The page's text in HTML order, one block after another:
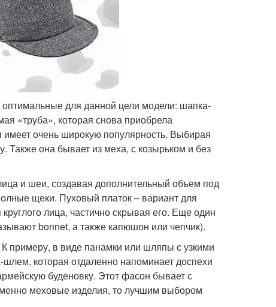
для данной цели модели: шапка-
«труба», которая снова приобрела
очень широкую популярность. Выбирая
Также она бывает из меха, с козырьком и без
и шеи, создавая дополнительный объем под
щеки. Пуховый платок – вариант для
лица, частично скрывая его. Еще один
bonnet, а также капюшон или чепчик).
примеру, в виде панамки или шляпы с узкими
которая отдаленно напоминает доспехи
буденовку. Этот фасон бывает с
меховые изделия, то лучшим выбором